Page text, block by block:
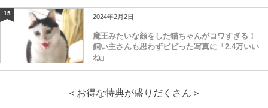
15 2024年2月2日
魔王みたいな顔をした猫ちゃんがコワすぎる！
飼い主さんも思わずビビった写真に「2.4万いい
ね」
＜お得な特典が盛りだくさん＞